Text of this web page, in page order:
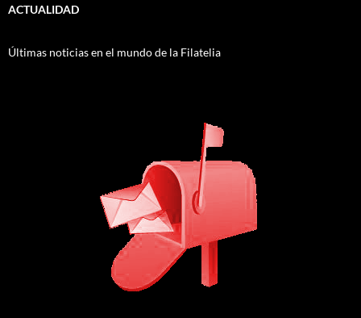
ACTUALIDAD
Últimas noticias en el mundo de la Filatelia